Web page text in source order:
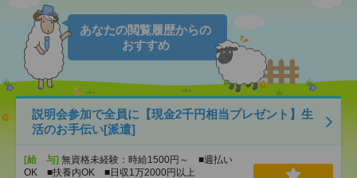
あなたの閲覧履歴からの
おすすめ
説明会参加で全員に【現金2千円相当プレゼント】生
活のお手伝い[派遣]
[給 与] 無資格未経験：時給1500円～ ■週払い
OK ■扶養内OK ■日収1万2000円以上